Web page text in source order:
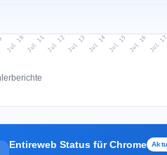
Jul 10 Jul 11Jul 12Jul 13 Jul 14 Jul 15 Jul 16 Jul 17
Entireweb Status für Chrome